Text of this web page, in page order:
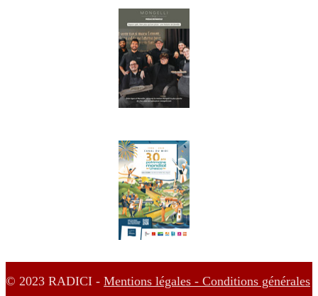
© 2023 RADICI - Mentions légales - Conditions générales